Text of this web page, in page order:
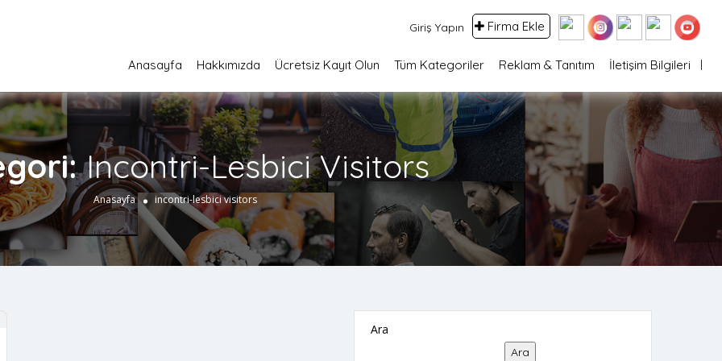
Giriş Yapın Firma Ekle
Anasayfa Hakkımızda Ücretsiz Kayıt Olun Tüm Kategoriler Reklam & Tanıtım İletişim Bilgileri
Incontri-Lesbici Visitors
Anasayfa incontri-lesbici visitors
Ara
Ara